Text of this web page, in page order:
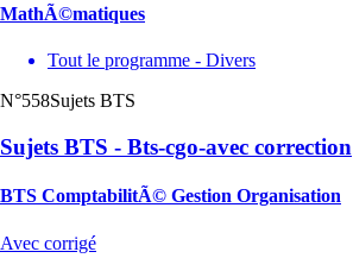
MathÃ©matiques
Tout le programme - Divers
N°558Sujets BTS
Sujets BTS - Bts-cgo-avec correction
BTS ComptabilitÃ© Gestion Organisation
Avec corrigé